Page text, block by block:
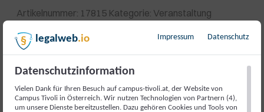
Artikelnummer: 17815 Kategorie: Veranstaltung
Beschreibung
legalweb.io Impressum Datenschutz
Datenschutzinformation
Vielen Dank für Ihren Besuch auf campus-tivoli.at, der Website von
Campus Tivoli in Österreich. Wir nutzen Technologien von Partnern (4),
um unsere Dienste bereitzustellen. Dazu gehören Cookies und Tools von